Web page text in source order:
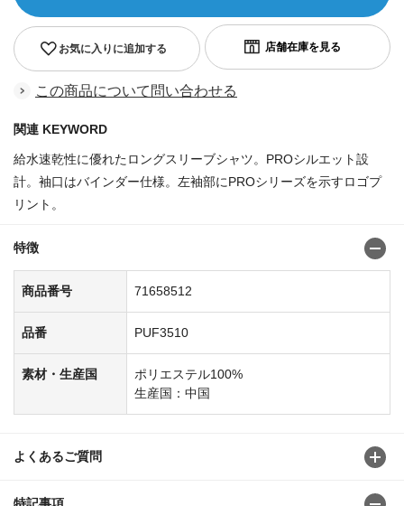
お気に入りに追加する
この商品について問い合わせる
関連 KEYWORD
給水速乾性に優れたロングスリーブシャツ。PROシルエット設
計。袖口はバインダー仕様。左袖部にPROシリーズを示すロゴプ
リント。
特徴
商品番号 71658512
品番 PUF3510
素材・生産国
ポリエステル100%
生産国：中国
よくあるご質問
特記事項